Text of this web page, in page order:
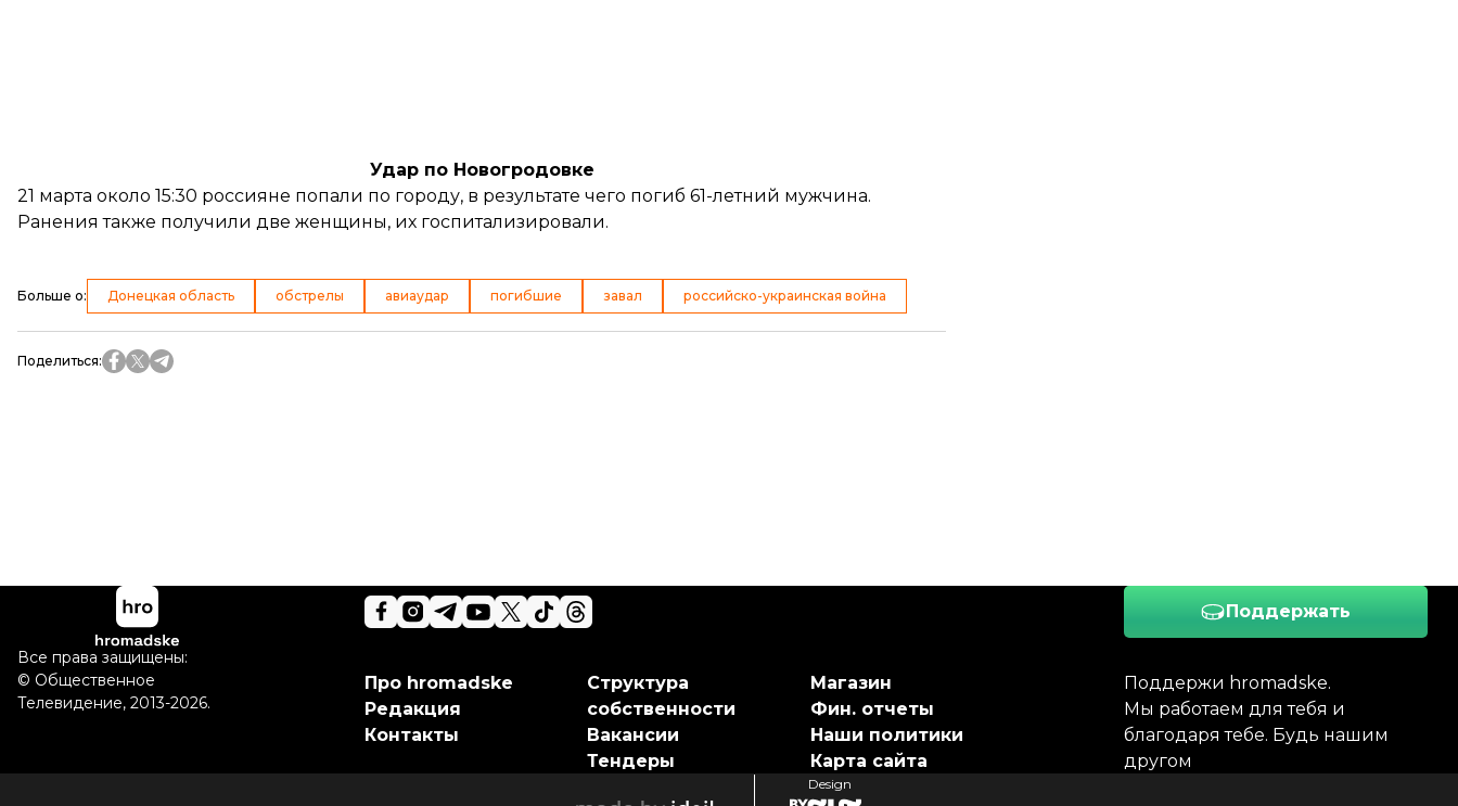
Удар по Новогродовке
21 марта около 15:30 россияне попали по городу, в результате чего погиб 61-летний мужчина.
Ранения также получили две женщины, их госпитализировали.
Больше о: Донецкая область обстрелы авиаудар погибшие завал российско-украинская война
Поделиться:
Поддержать
Поддержи hromadske.
Мы работаем для тебя и
благодаря тебе. Будь нашим
другом
Про hromadske
Редакция
Контакты
Структура
собственности
Вакансии
Тендеры
Магазин
Фин. отчеты
Наши политики
Карта сайта
Все права защищены:
© Общественное
Телевидение, 2013-2026.
Design